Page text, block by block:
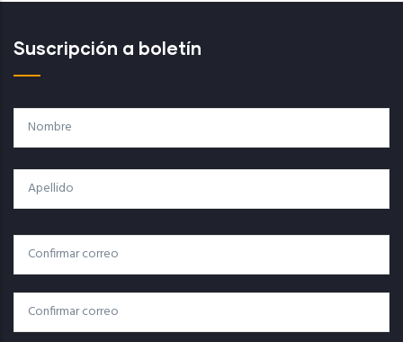
Suscripción a boletín
Nombre
Apellido
Correo
Electrónico
Correo Electrónico
Confirmar Correo